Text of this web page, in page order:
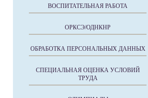
ВОСПИТАТЕЛЬНАЯ РАБОТА
ОРКСЭ/ОДНКНР
ОБРАБОТКА ПЕРСОНАЛЬНЫХ ДАННЫХ
СПЕЦИАЛЬНАЯ ОЦЕНКА УСЛОВИЙ
ТРУДА